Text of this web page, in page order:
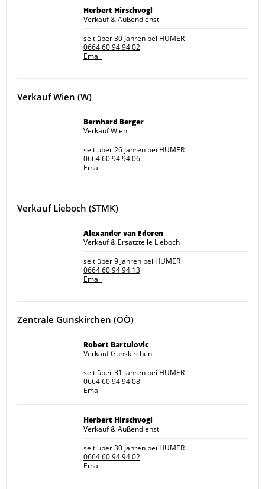
Herbert Hirschvogl
Verkauf & Außendienst
seit über 30 Jahren bei HUMER
0664 60 94 94 02
Email
Verkauf Wien (W)
Bernhard Berger
Verkauf Wien
seit über 26 Jahren bei HUMER
0664 60 94 94 06
Email
Verkauf Lieboch (STMK)
Alexander van Ederen
Verkauf & Ersatzteile Lieboch
seit über 9 Jahren bei HUMER
0664 60 94 94 13
Email
Zentrale Gunskirchen (OÖ)
Robert Bartulovic
Verkauf Gunskirchen
seit über 31 Jahren bei HUMER
0664 60 94 94 08
Email
Herbert Hirschvogl
Verkauf & Außendienst
seit über 30 Jahren bei HUMER
0664 60 94 94 02
Email